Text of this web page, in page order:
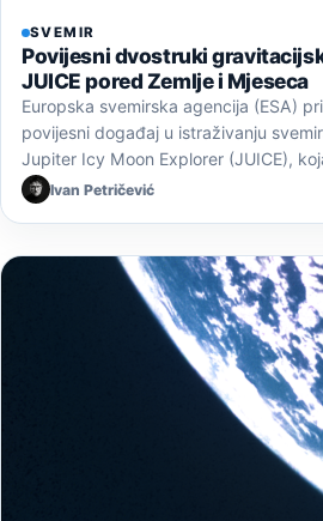
SVEMIR
Povijesni dvostruki
JUICE pored Zemlje i Mjeseca
Europska svemirska agencija (ESA)
povijesni događaj u istraživanju
Jupiter Icy Moon Explorer (JUICE),
Ivan Petričević